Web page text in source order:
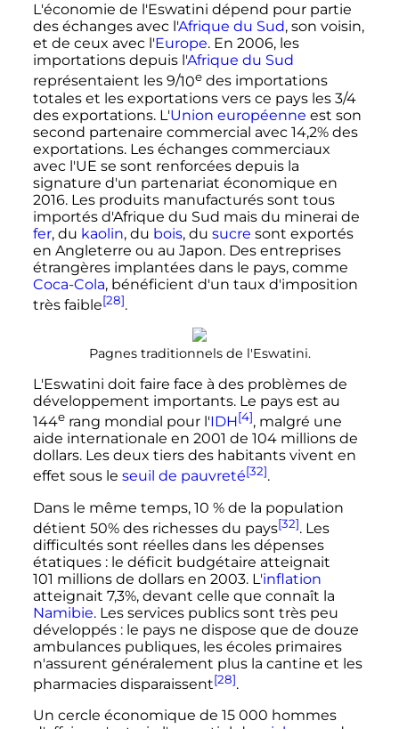
L'économie de l'Eswatini dépend pour partie
des échanges avec l'Afrique du Sud, son voisin,
et de ceux avec l'Europe. En 2006, les
importations depuis l'Afrique du Sud
représentaient les 9/10edes importations
totales et les exportations vers ce pays les 3/4
des exportations. L'Union européenne est son
second partenaire commercial avec 14,2% des
exportations. Les échanges commerciaux
avec l'UE se sont renforcées depuis la
signature d'un partenariat économique en
2016. Les produits manufacturés sont tous
importés d'Afrique du Sud mais du minerai de
fer, du kaolin, du bois, du sucre sont exportés
en Angleterre ou au Japon. Des entreprises
étrangères implantées dans le pays, comme
Coca-Cola, bénéficient d'un taux d'imposition
très faible[28].
Pagnes traditionnels de l'Eswatini.
L'Eswatini doit faire face à des problèmes de
développement importants. Le pays est au
144e rang mondial pour l'IDH[4], malgré une
aide internationale en 2001 de 104 millionsde
dollars. Les deux tiers des habitants vivent en
effet sous le seuil de pauvreté[32].
Dans le même temps, 10 % de la population
détient 50% des richesses du pays[32]. Les
difficultés sont réelles dans les dépenses
étatiques : le déficit budgétaire atteignait
101 millionsde dollars en 2003. L'inflation
atteignait 7,3%, devant celle que connaît la
Namibie. Les services publics sont très peu
développés : le pays ne dispose que de douze
ambulances publiques, les écoles primaires
n'assurent généralement plus la cantine et les
pharmacies disparaissent[28].
Un cercle économique de 15 000 hommes